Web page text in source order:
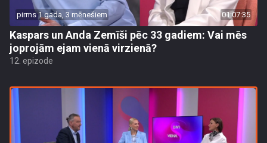
pirms 1 gada, 3 mēnešiem 01:07:35
Kaspars un Anda Zemīši pēc 33 gadiem: Vai mēs
joprojām ejam vienā virzienā?
12. epizode